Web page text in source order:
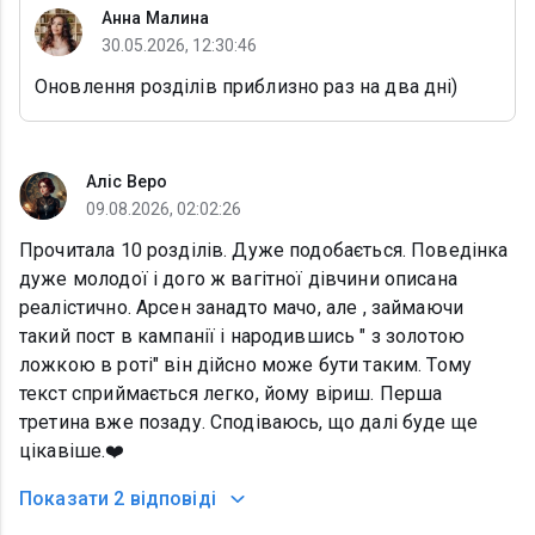
Анна Малина
30.05.2026, 12:30:46
Оновлення розділів приблизно раз на два дні)
Аліс Веро
09.08.2026, 02:02:26
Прочитала 10 розділів. Дуже подобається. Поведінка
дуже молодої і дого ж вагітної дівчини описана
реалістично. Арсен занадто мачо, але , займаючи
такий пост в кампанії і народившись " з золотою
ложкою в роті" він дійсно може бути таким. Тому
текст сприймається легко, йому віриш. Перша
третина вже позаду. Сподіваюсь, що далі буде ще
цікавіше.❤️
Показати 2 відповіді